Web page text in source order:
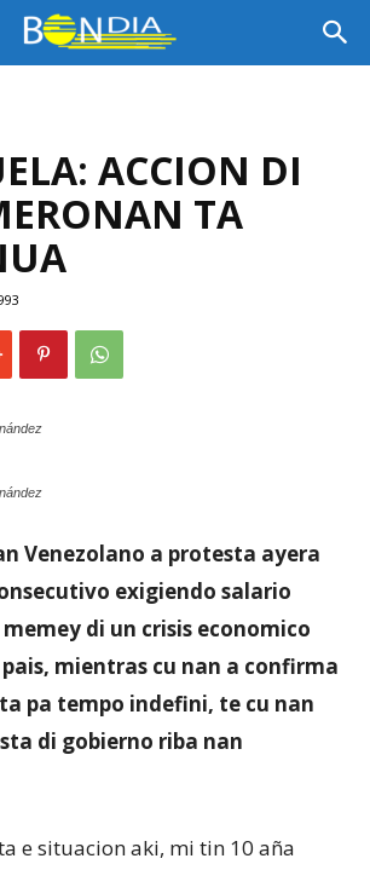
ACCION DI
TA
Venezolano a protesta ayera
exigiendo salario
di un crisis economico
mientras cu nan a confirma
pa tempo indefini, te cu nan
di gobierno riba nan
e situacion aki, mi tin 10 aña